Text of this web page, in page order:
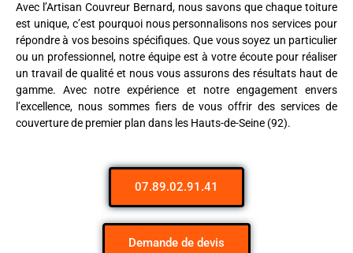
Avec l’Artisan Couvreur Bernard, nous savons que chaque toiture
est unique, c’est pourquoi nous personnalisons nos services pour
répondre à vos besoins spécifiques. Que vous soyez un particulier
ou un professionnel, notre équipe est à votre écoute pour réaliser
un travail de qualité et nous vous assurons des résultats haut de
gamme. Avec notre expérience et notre engagement envers
l’excellence, nous sommes fiers de vous offrir des services de
couverture de premier plan dans les Hauts-de-Seine (92).
07.89.02.91.41
Demande de devis